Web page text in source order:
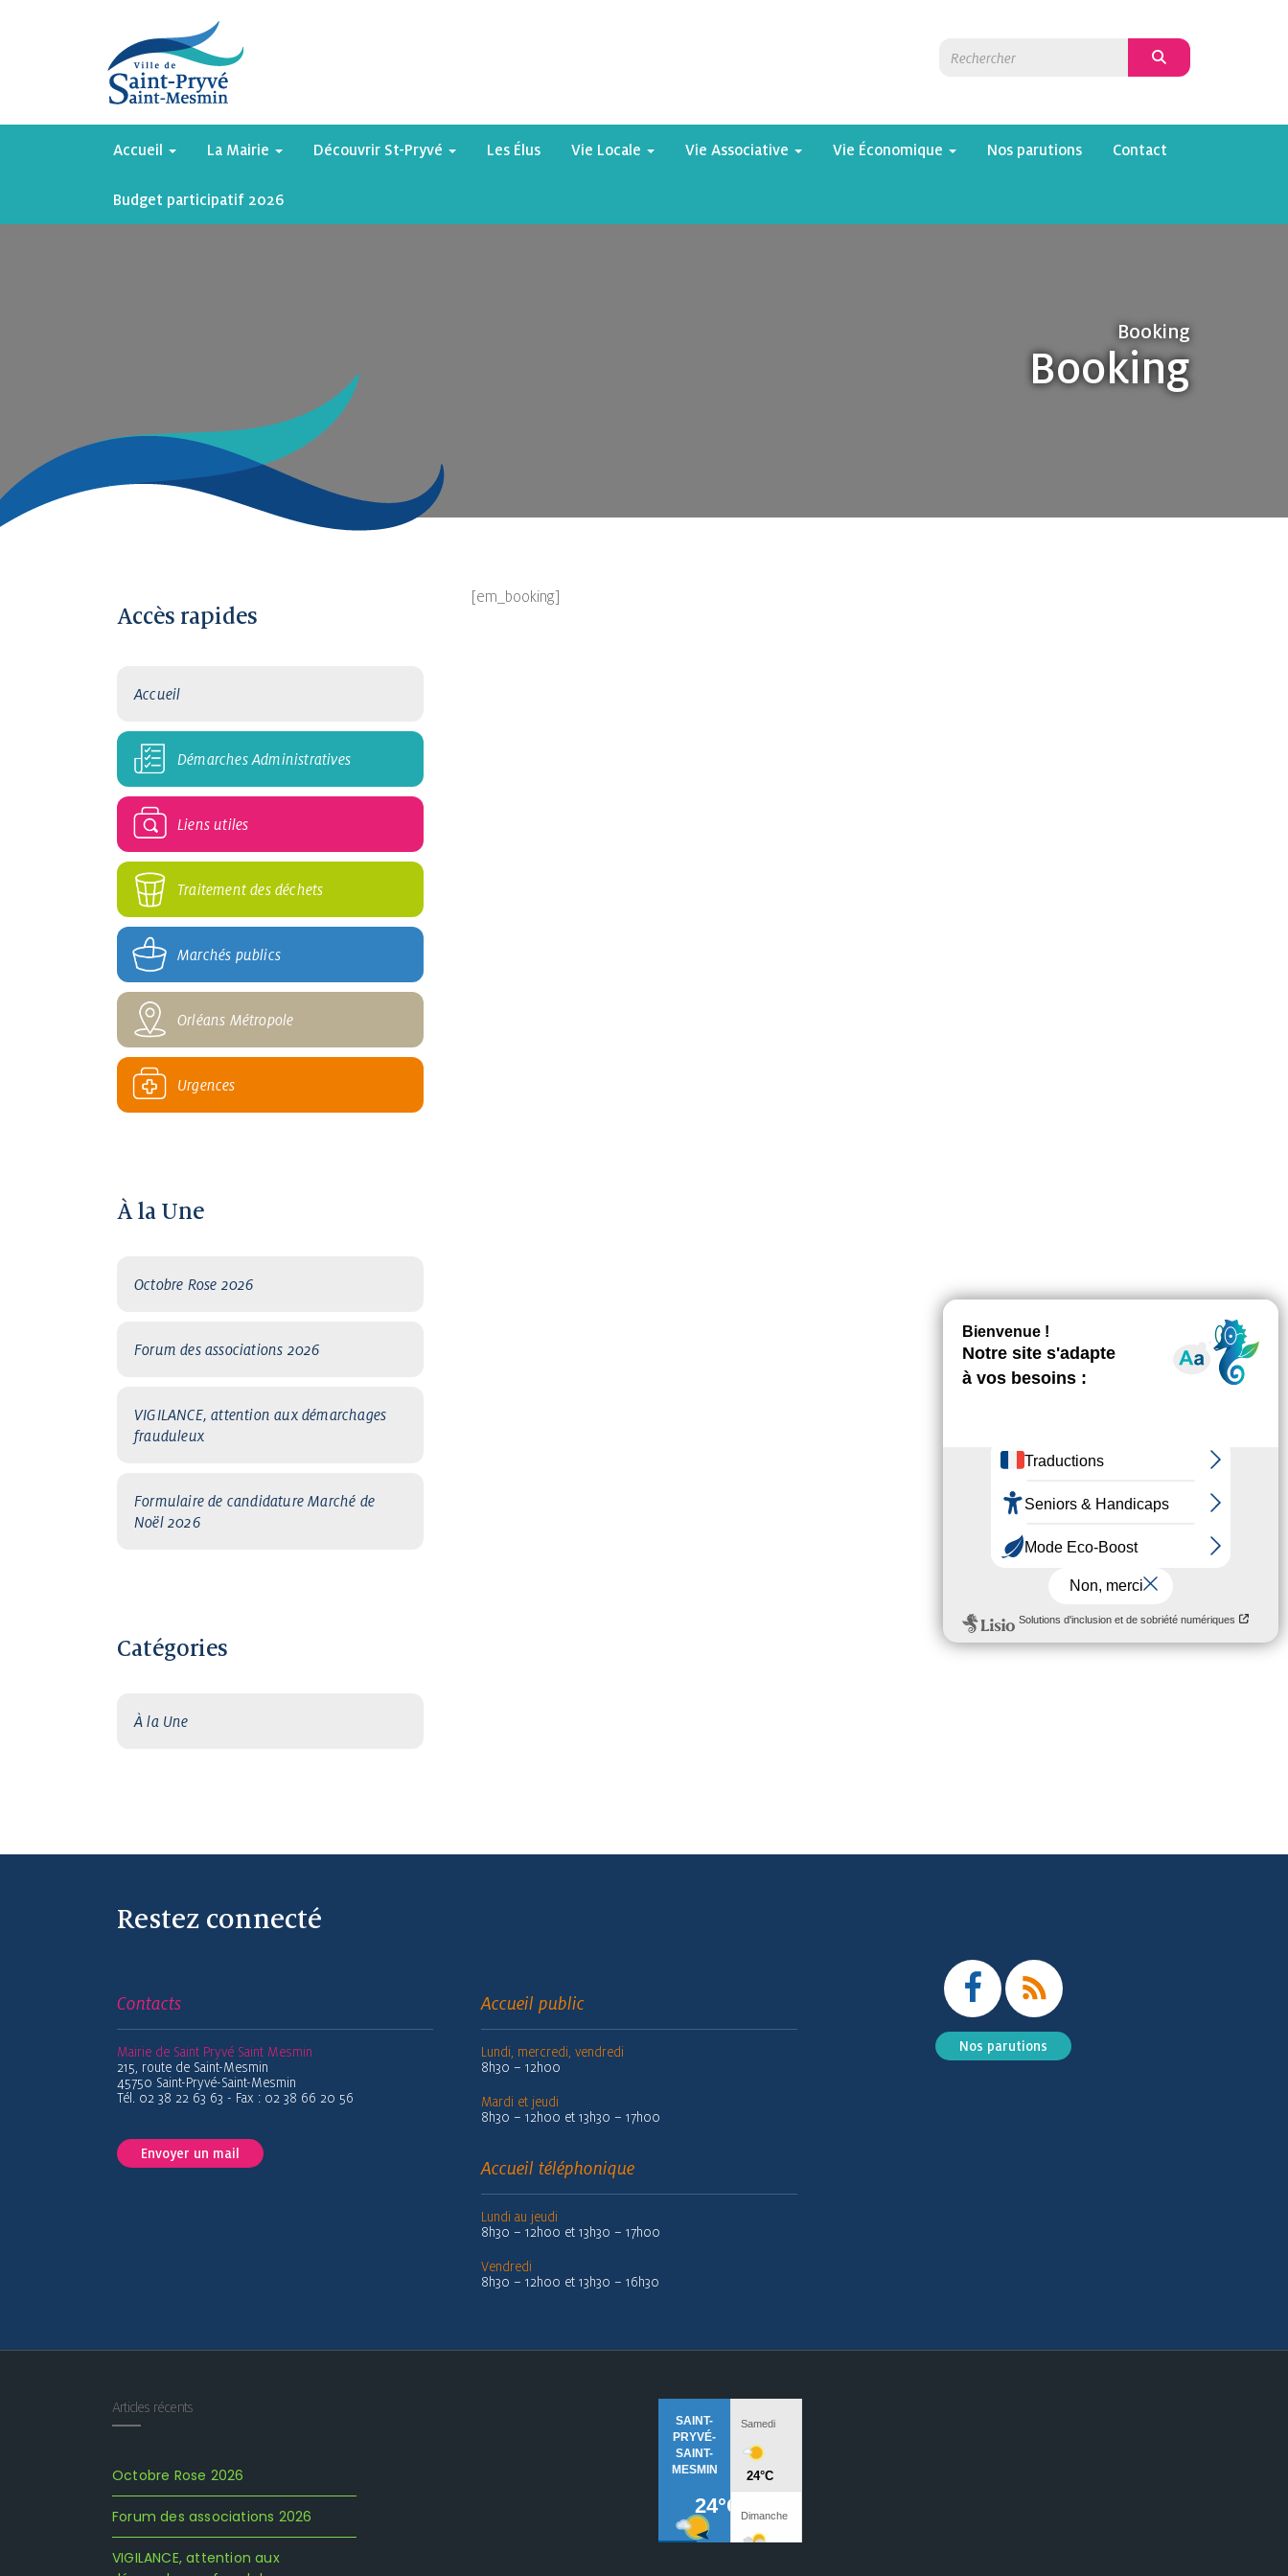
Accueil La Mairie Découvrir St-Pryvé Les Élus Vie Locale Vie Associative Vie Économique Nos parutions Contact
Budget participatif 2026
Booking
Booking
Accès rapides
Accueil
Démarches Administratives
Liens utiles
Traitement des déchets
Marchés publics
Orléans Métropole
Urgences
À la Une
Octobre Rose 2026
Forum des associations 2026
VIGILANCE, attention aux démarchages
frauduleux
Formulaire de candidature Marché de
Noël 2026
Catégories
À la Une
[em_booking]
Restez connecté
Contacts
Mairie de Saint Pryvé Saint Mesmin
215, route de Saint-Mesmin
45750 Saint-Pryvé-Saint-Mesmin
Tél. 02 38 22 63 63 - Fax : 02 38 66 20 56
Envoyer un mail
Accueil public
Lundi, mercredi, vendredi
8h30 – 12h00
Mardi et jeudi
8h30 – 12h00 et 13h30 – 17h00
Accueil téléphonique
Lundi au jeudi
8h30 – 12h00 et 13h30 – 17h00
Vendredi
8h30 – 12h00 et 13h30 – 16h30
Nos parutions
Articles récents
Octobre Rose 2026
Forum des associations 2026
VIGILANCE, attention aux